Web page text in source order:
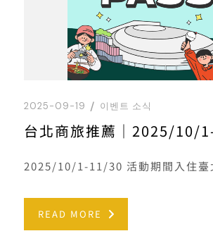
2025-09-19 이벤트 소식
READ MORE